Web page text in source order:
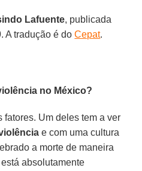
Lafuente, publicada
A tradução é doCepat.
no México?
fatores. Um deles tem a ver
e com uma cultura
a morte de maneira
absolutamente